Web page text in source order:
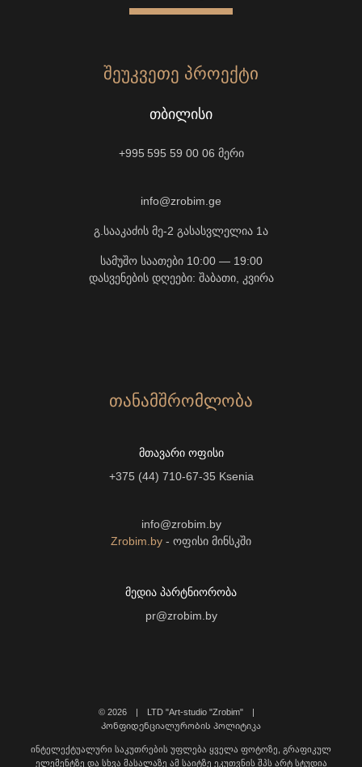
ᲨᲔᲣᲙᲕᲔᲗᲔ ᲞᲠᲝᲔᲥᲢᲘ
ᲗᲑᲘᲚᲘᲡᲘ
+995 595 59 00 06 მერი
info@zrobim.ge
გ.სააკაძის მე-2 გასასვლელია 1ა
სამუშო საათები 10:00 — 19:00
დასვენების დღეები: შაბათი, კვირა
ᲗᲐᲜᲐᲛᲨᲠᲝᲛᲚᲝᲑᲐ
ᲛᲗᲐᲕᲐᲠᲘ ᲝᲤᲘᲡᲘ
+375 (44) 710-67-35 Ksenia
info@zrobim.by
Zrobim.by - ოფისი მინსკში
ᲛᲔᲓᲘᲐ ᲞᲐᲠᲢᲜᲘᲝᲠᲝᲑᲐ
pr@zrobim.by
© 2026 | LTD "Art-studio "Zrobim" |
Კონფიდენციალურობის პოლიტიკა
ინტელექტუალური საკუთრების უფლება ყველა ფოტოზე, გრაფიკულ
ელემენტზე და სხვა მასალაზე ამ საიტზე ეკუთვნის შპს არტ სტუდია